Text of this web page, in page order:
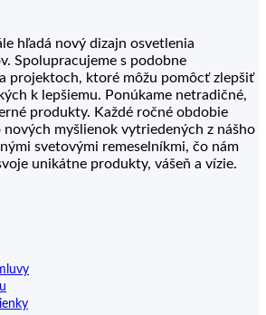
hľadá nový dizajn osvetlenia
Spolupracujeme s podobne
projektoch, ktoré môžu pomôcť zlepšiť
k lepšiemu. Ponúkame netradičné,
produkty. Každé ročné obdobie
myšlienok vytriedených z nášho
svetovými remeselníkmi, čo nám
unikátne produkty, vášeň a vízie.